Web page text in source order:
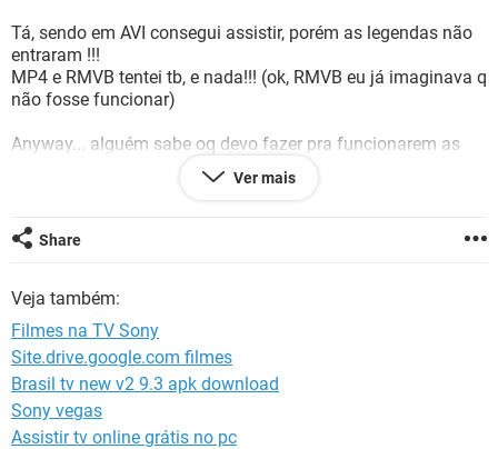
GUIA DE COMPRAS
INSTAGRAM GMAIL
GUIA DE COMPRAS
Tá, sendo em AVI consegui assistir, porém as legendas não
entraram !!!
MP4 e RMVB tentei tb, e nada!!! (ok, RMVB eu já imaginava q
não fosse funcionar)
Anyway... alguém sabe oq devo fazer pra funcionarem as
Ver mais
Share
Veja também:
Filmes na TV Sony
Site.drive.google.com filmes
Brasil tv new v2 9.3 apk download
Sony vegas
Assistir tv online grátis no pc